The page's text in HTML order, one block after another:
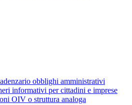
obblighi amministrativi
informativi per cittadini e imprese
OIV o struttura analoga